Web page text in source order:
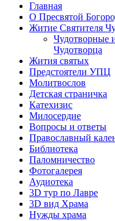
Главная
О Пресвятой
Житие Святителя
Чудотворные
Чудотворца
Жития святых
Предстоятели УПЦ
Молитвослов
Детская страничка
Катехизис
Милосердие
Вопросы и ответы
Православный
Библиотека
Паломничество
Фотогалерея
Аудиотека
3D тур по Лавре
3D вид Храма
Нужды храма